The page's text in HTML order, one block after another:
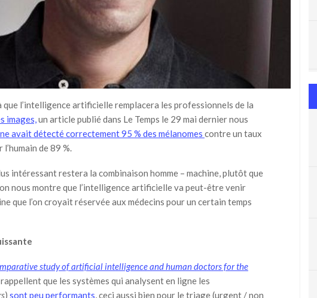
que l’intelligence artificielle remplacera les professionnels de la
images,un article publié dans Le Temps le 29 mai dernier nous
avait détecté correctement 95 % des mélanomes contre un taux
de 89 %.
intéressant restera la combinaison homme – machine, plutôt que
nous montre que l’intelligence artificielle va peut-être venir
que l’on croyait réservée aux médecins pour un certain temps
study of artificial intelligence and human doctors for the
rappellent que les systèmes qui analysent en ligne les
) sont peu performants, ceci aussi bien pour le triage (urgent / non